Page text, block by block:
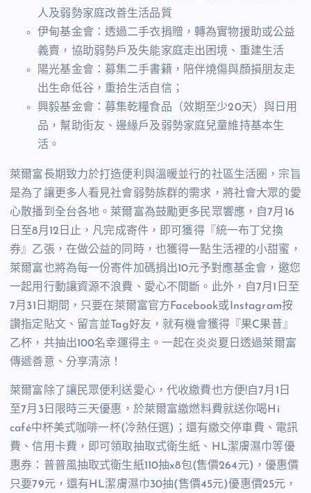
人及弱勢家庭改善生活品質
伊甸基金會：透過二手衣捐贈，轉為實物援助或公益
義賣，協助弱勢戶及失能家庭走出困境、重建生活
陽光基金會：募集二手書籍，陪伴燒傷與顏損朋友走
出生命低谷，重拾生活自信；
興毅基金會：募集乾糧食品（效期至少20天）與日用
品，幫助街友、邊緣戶及弱勢家庭兒童維持基本生
活。
萊爾富長期致力於打造便利與溫暖並行的社區生活圈，宗旨
是為了讓更多人看見社會弱勢族群的需求，將社會大眾的愛
心散播到全台各地。萊爾富為鼓勵更多民眾響應，自7月16
日至8月12日止，凡完成寄件，即可獲得『統一布丁兌換
券』乙張，在做公益的同時，也獲得一點生活裡的小甜蜜，
萊爾富也將為每一份寄件加碼捐出10元予對應基金會，邀您
一起用行動讓資源不浪費、愛心不間斷。此外，自7月1日至
7月31日期間，只要在萊爾富官方Facebook或Instagram按
讚指定貼文、留言並Tag好友，就有機會獲得『果C果昔』
乙杯，共抽出100名幸運得主。一起在炎炎夏日透過萊爾富
傳遞善意、分享清涼！
萊爾富除了讓民眾便利送愛心，代收繳費也方便!自7月1日
至7月3日限時三天優惠，於萊爾富繳燃料費就送你喝Hi
café中杯美式咖啡一杯(冷熱任選)；還有繳交停車費、電訊
費、信用卡費，即可領取抽取式衛生紙、HL潔膚濕巾等優
惠券：普普風抽取式衛生紙110抽x8包(售價264元)，優惠價
只要79元，還有HL潔膚濕巾30抽(售價45元)優惠價25元，